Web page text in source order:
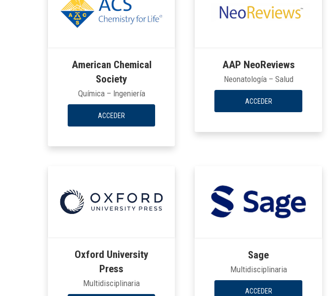
American Chemical
Society
Química – Ingeniería
ACCEDER
AAP NeoReviews
Neonatología – Salud
ACCEDER
Oxford University
Press
Multidisciplinaria
Sage
Multidisciplinaria
ACCEDER